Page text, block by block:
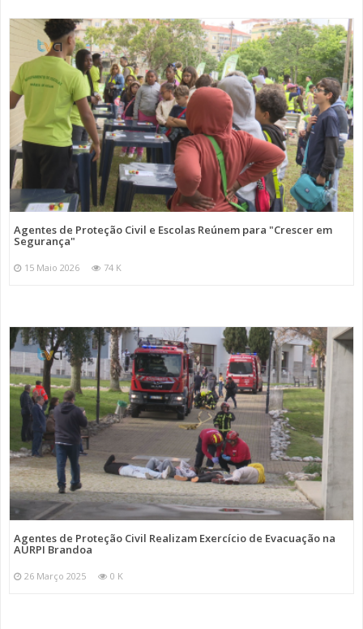
Agentes de Proteção Civil e Escolas Reúnem para "Crescer em
Segurança"
15 Maio 2026 74 K
Agentes de Proteção Civil Realizam Exercício de Evacuação na
AURPI Brandoa
26 Março 2025 0 K